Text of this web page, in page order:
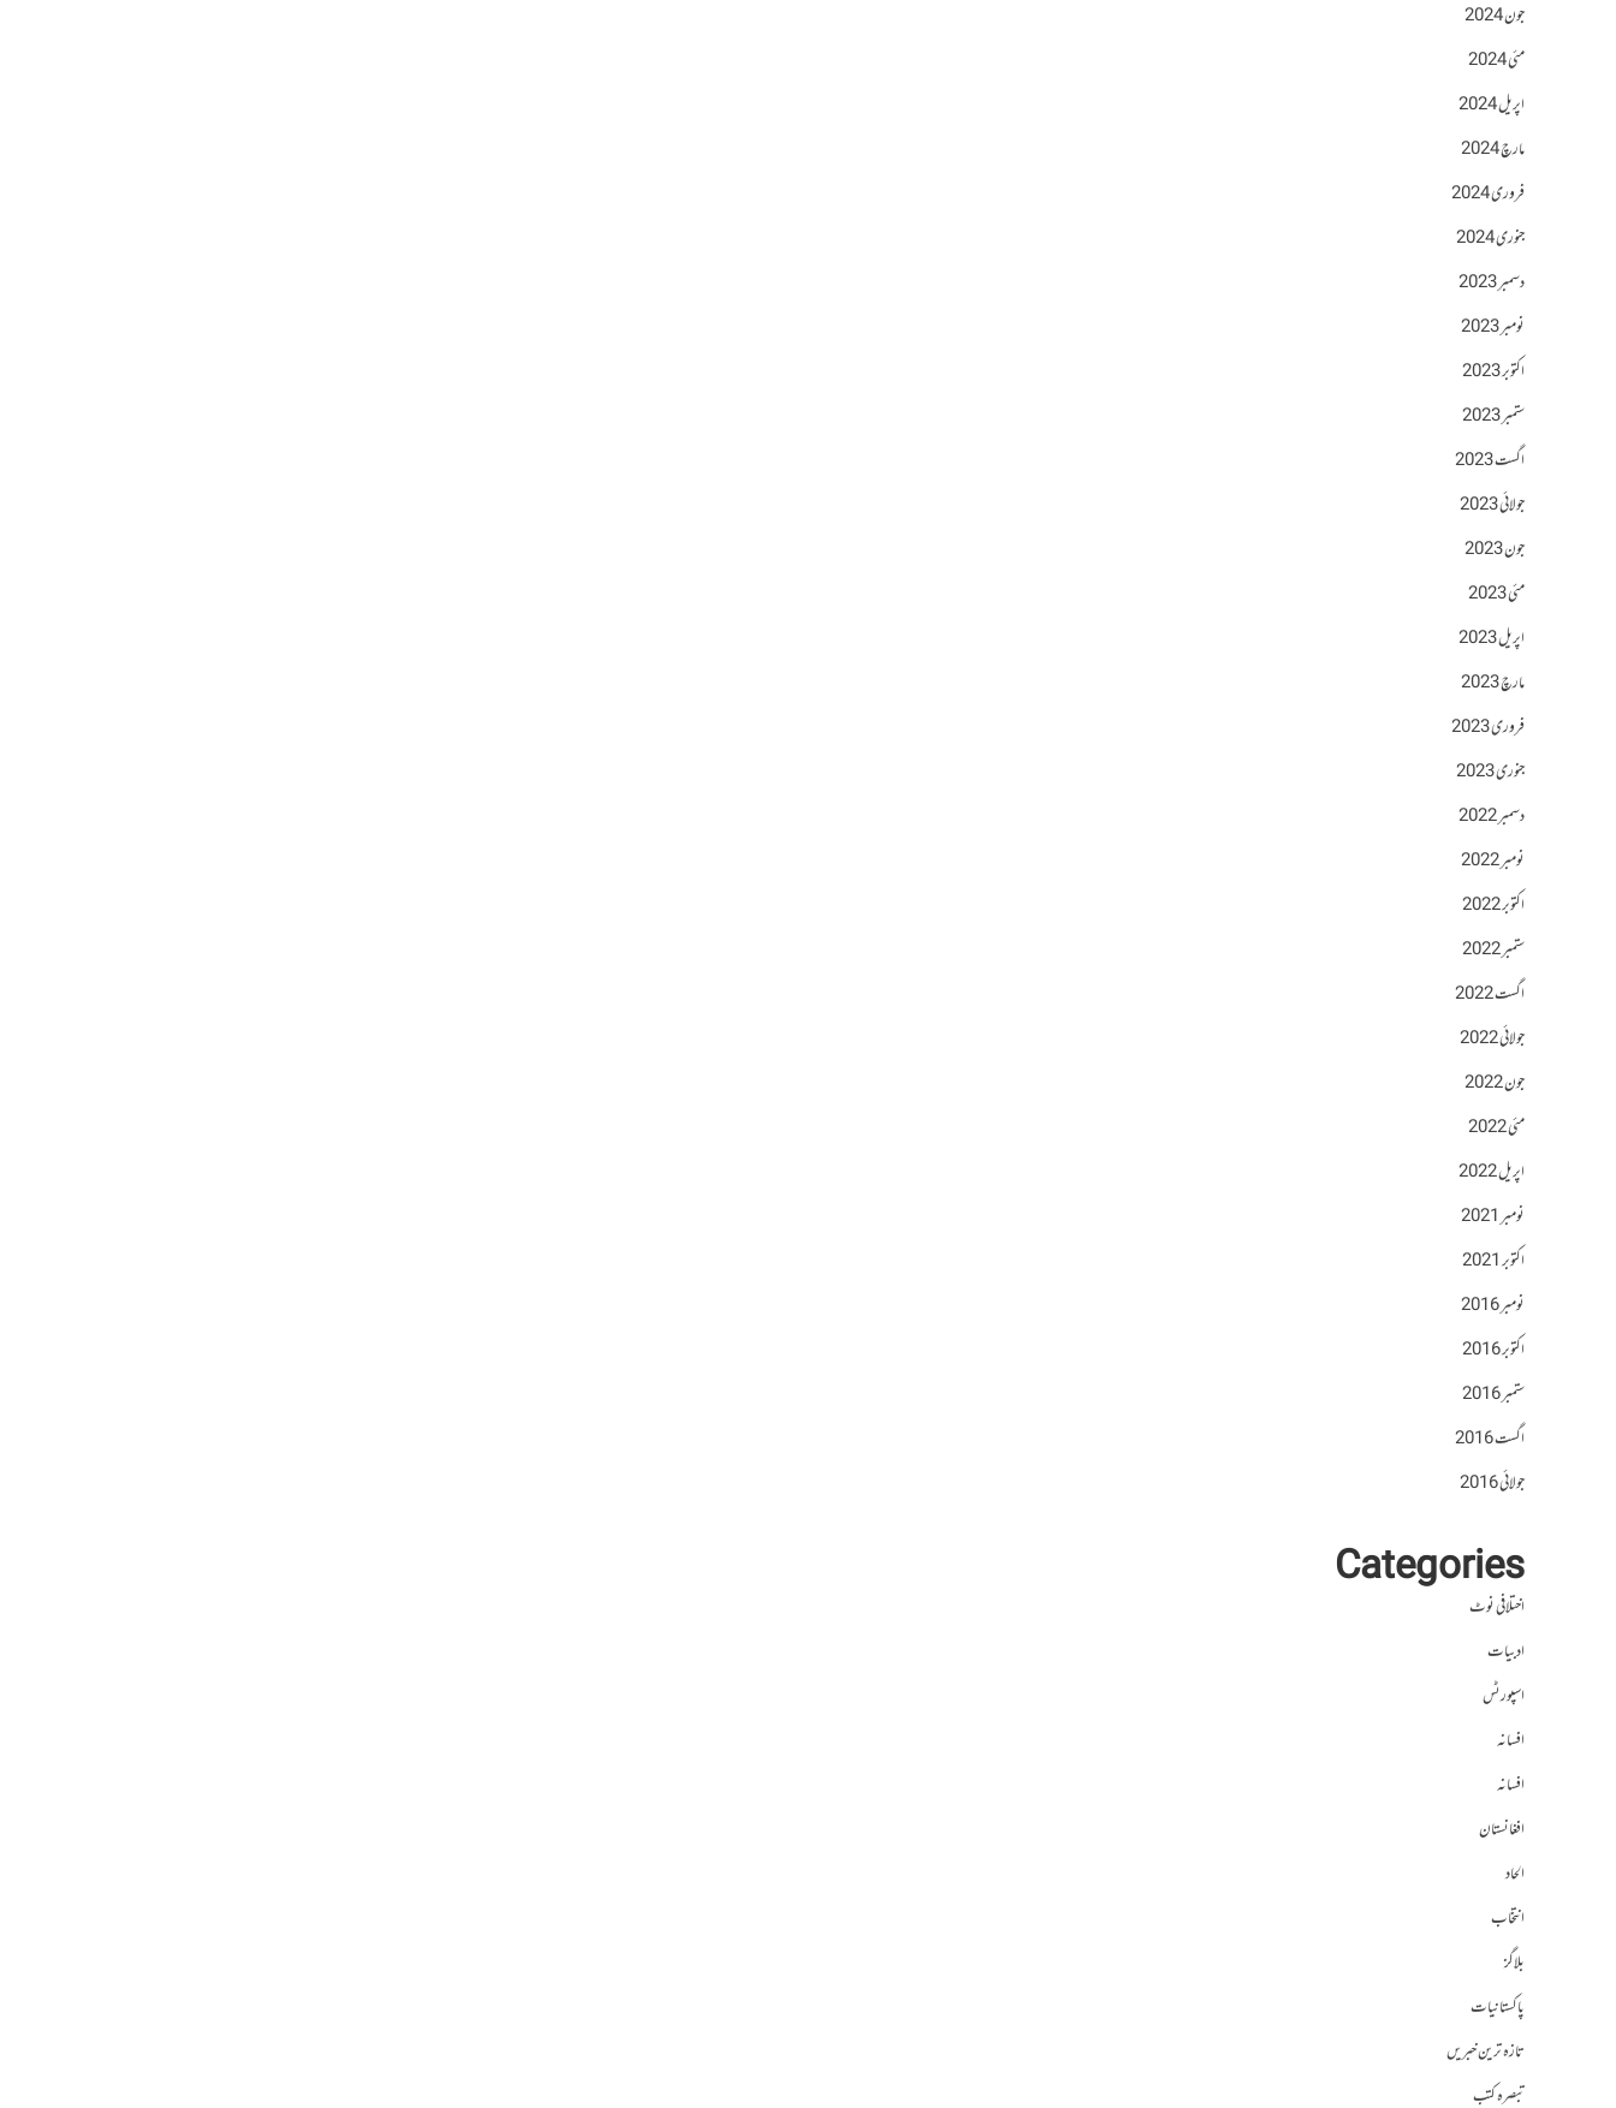
جون 2024
مئی 2024
اپریل 2024
مارچ 2024
فروری 2024
جنوری 2024
دسمبر 2023
نومبر 2023
اکتوبر 2023
ستمبر 2023
اگست 2023
جولائی 2023
جون 2023
مئی 2023
اپریل 2023
مارچ 2023
فروری 2023
جنوری 2023
دسمبر 2022
نومبر 2022
اکتوبر 2022
ستمبر 2022
اگست 2022
جولائی 2022
جون 2022
مئی 2022
اپریل 2022
نومبر 2021
اکتوبر 2021
نومبر 2016
اکتوبر 2016
ستمبر 2016
اگست 2016
جولائی 2016
Categories
اختلافی نوٹ
ادبیات
اسپورٹس
افسانہ
افسانہ
افغانستان
الحاد
انتخاب
بلاگز
پاکستانیات
تازہ ترین خبریں
تبصرہ کتب